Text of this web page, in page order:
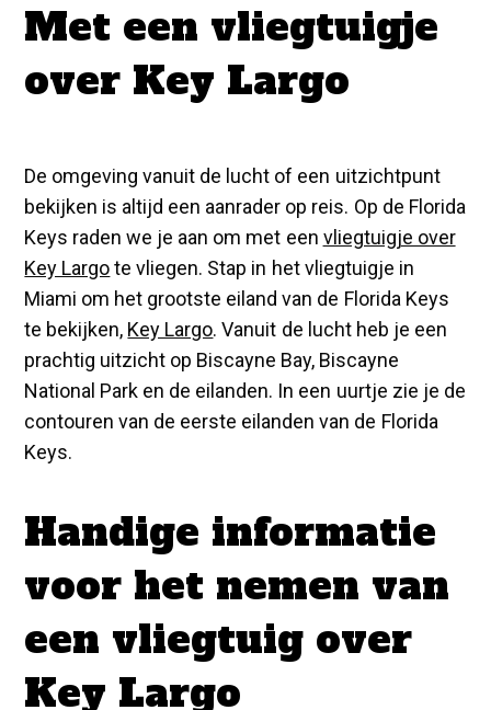
Met een vliegtuigje
over Key Largo
De omgeving vanuit de lucht of een uitzichtpunt
bekijken is altijd een aanrader op reis. Op de Florida
Keys raden we je aan om met een vliegtuigje over
Key Largote vliegen. Stap in het vliegtuigje in
Miami om het grootste eiland van de Florida Keys
te bekijken, Key Largo. Vanuit de lucht heb je een
prachtig uitzicht op Biscayne Bay, Biscayne
National Park en de eilanden. In een uurtje zie je de
contouren van de eerste eilanden van de Florida
Keys.
Handige informatie
voor het nemen van
een vliegtuig over
Key Largo